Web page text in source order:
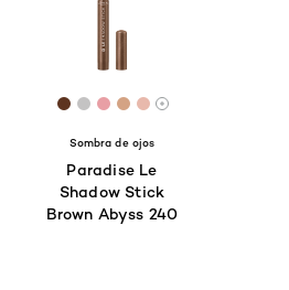
[Color]: #5d3420
[Color]: #c4c3c3
[Color]: #e89fa5
[Color]: #d4a384
[Color]: #e8b9ac
More shades
Sombra de ojos
Paradise Le
Shadow Stick
Brown Abyss 240